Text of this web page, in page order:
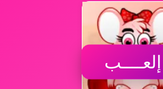
إلعــــب